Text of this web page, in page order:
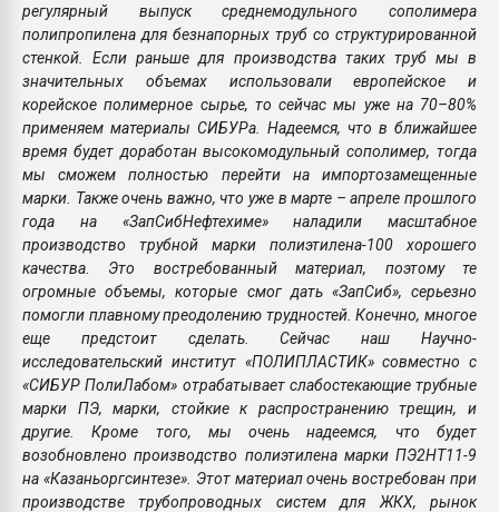
регулярный выпуск среднемодульного сополимера
полипропилена для безнапорных труб со структурированной
стенкой. Если раньше для производства таких труб мы в
значительных объемах использовали европейское и
корейское полимерное сырье, то сейчас мы уже на 70–80%
применяем материалы СИБУРа. Надеемся, что в ближайшее
время будет доработан высокомодульный сополимер, тогда
мы сможем полностью перейти на импортозамещенные
марки. Также очень важно, что уже в марте – апреле прошлого
года на «ЗапСибНефтехиме» наладили масштабное
производство трубной марки полиэтилена-100 хорошего
качества. Это востребованный материал, поэтому те
огромные объемы, которые смог дать «ЗапСиб», серьезно
помогли плавному преодолению трудностей. Конечно, многое
еще предстоит сделать. Сейчас наш Научно-
исследовательский институт «ПОЛИПЛАСТИК» совместно с
«СИБУР ПолиЛабом» отрабатывает слабостекающие трубные
марки ПЭ, марки, стойкие к распространению трещин, и
другие. Кроме того, мы очень надеемся, что будет
возобновлено производство полиэтилена марки ПЭ2НТ11-9
на «Казаньоргсинтезе». Этот материал очень востребован при
производстве трубопроводных систем для ЖКХ, рынок